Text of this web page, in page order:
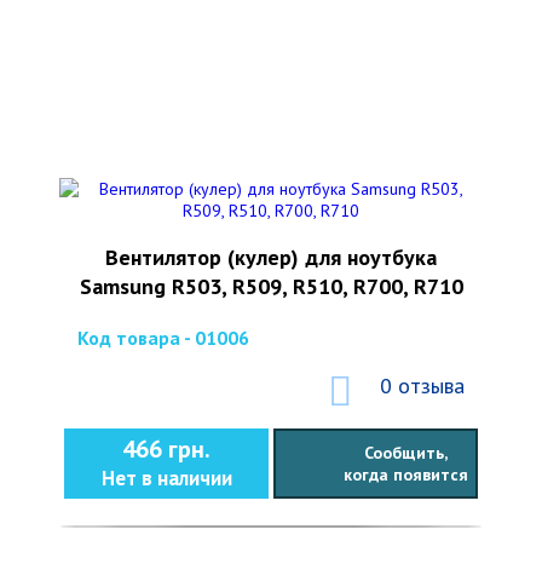
Вентилятор (кулер) для ноутбука
Samsung R503, R509, R510, R700, R710
Код товара - 01006
0 отзыва
466 грн.
Нет в наличии
Сообщить,
когда появится